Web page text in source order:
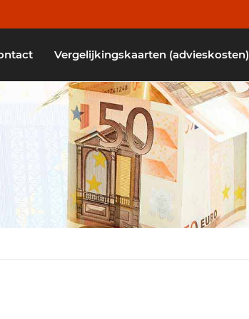
Vergelijkingskaarten (advieskosten)